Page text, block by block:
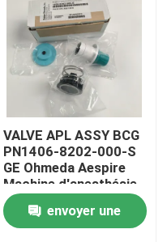
VALVE APL ASSY BCG
PN1406-8202-000-S
GE Ohmeda Aespire
Machine d'anesthésie
Aestiva Modèle de
soupape APL, sans
version de base
envoyer une